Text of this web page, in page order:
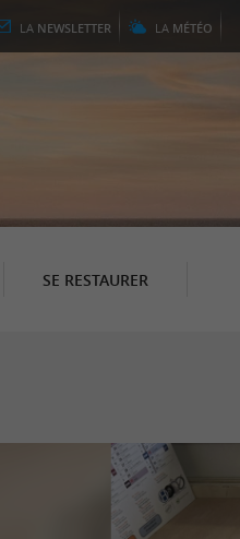
LA NEWSLETTER LA MÉTÉO
SE RESTAURER